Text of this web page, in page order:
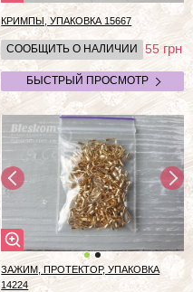
КРИМПЫ, УПАКОВКА 15667
СООБЩИТЬ О НАЛИЧИИ 55грн
БЫСТРЫЙ ПРОСМОТР
ЗАЖИМ, ПРОТЕКТОР, УПАКОВКА
14224